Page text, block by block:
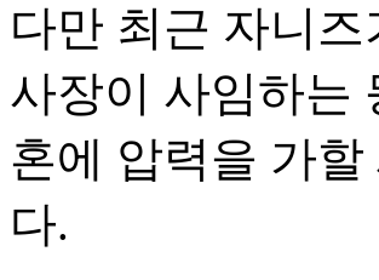
다만 최근 자니
사장이 사임하는
혼에 압력을 가
다.